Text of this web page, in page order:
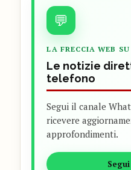
💬
LA FRECCIA WEB
Le notizie
telefono
Segui il canale
ricevere
approfondimenti.